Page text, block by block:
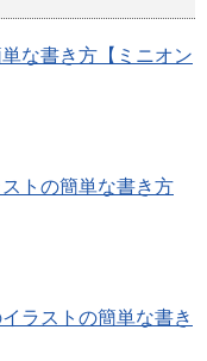
な書き方【ミニオン
トの簡単な書き方
ラストの簡単な書き